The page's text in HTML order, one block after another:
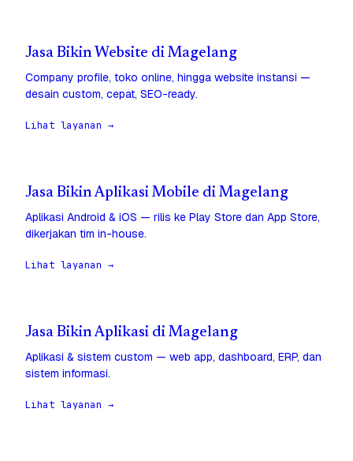
Jasa Bikin Website di Magelang
Company profile, toko online, hingga website instansi —
desain custom, cepat, SEO-ready.
Lihat layanan →
Jasa Bikin Aplikasi Mobile di Magelang
Aplikasi Android & iOS — rilis ke Play Store dan App Store,
dikerjakan tim in-house.
Lihat layanan →
Jasa Bikin Aplikasi di Magelang
Aplikasi & sistem custom — web app, dashboard, ERP, dan
sistem informasi.
Lihat layanan →